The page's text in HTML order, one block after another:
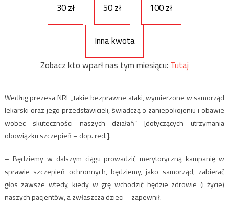
30 zł 50 zł 100 zł
Inna kwota
Zobacz kto wparł nas tym miesiącu: Tutaj
Według prezesa NRL „takie bezprawne ataki, wymierzone w samorząd
lekarski oraz jego przedstawicieli, świadczą o zaniepokojeniu i obawie
wobec skuteczności naszych działań” [dotyczących utrzymania
obowiązku szczepień – dop. red.].
– Będziemy w dalszym ciągu prowadzić merytoryczną kampanię w
sprawie szczepień ochronnych, będziemy, jako samorząd, zabierać
głos zawsze wtedy, kiedy w grę wchodzić będzie zdrowie (i życie)
naszych pacjentów, a zwłaszcza dzieci – zapewnił.